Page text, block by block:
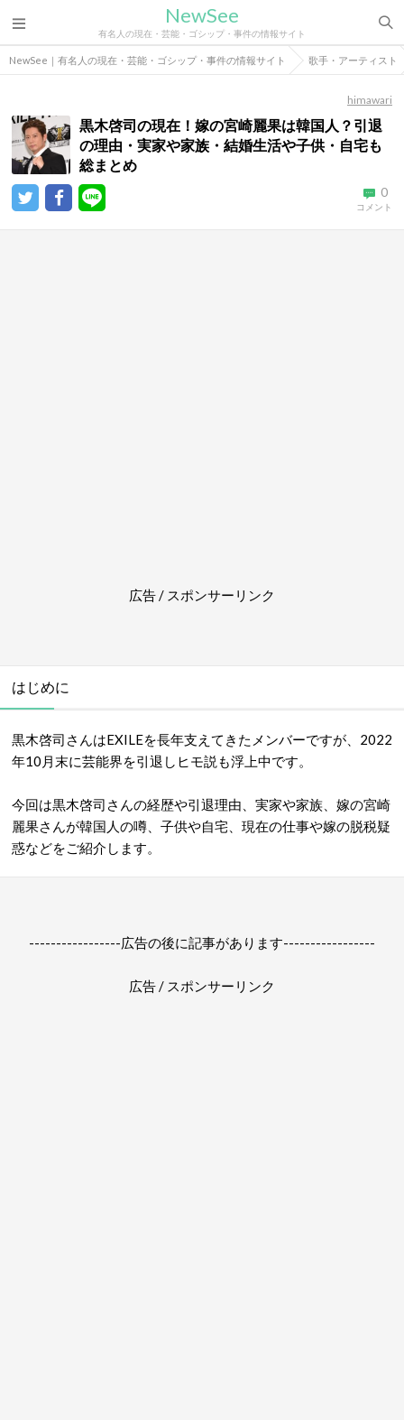
NewSee
有名人の現在・芸能・ゴシップ・事件の情報サイト
NewSee｜有名人の現在・芸能・ゴシップ・事件の情報サイト 歌手・アーティスト
himawari
黒木啓司の現在！嫁の宮崎麗果は韓国人？引退
の理由・実家や家族・結婚生活や子供・自宅も
総まとめ
0
コメント
広告 / スポンサーリンク
はじめに
黒木啓司さんはEXILEを長年支えてきたメンバーですが、2022
年10月末に芸能界を引退しヒモ説も浮上中です。
今回は黒木啓司さんの経歴や引退理由、実家や家族、嫁の宮崎
麗果さんが韓国人の噂、子供や自宅、現在の仕事や嫁の脱税疑
惑などをご紹介します。
-----------------広告の後に記事があります-----------------
広告 / スポンサーリンク